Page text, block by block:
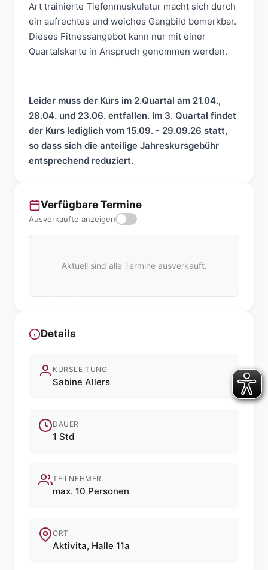
Art trainierte Tiefenmuskulatur macht sich durch
ein aufrechtes und weiches Gangbild bemerkbar.
Dieses Fitnessangebot kann nur mit einer
Quartalskarte in Anspruch genommen werden.
Leider muss der Kurs im 2.Quartal am 21.04.,
28.04. und 23.06. entfallen. Im 3. Quartal findet
der Kurs lediglich vom 15.09. - 29.09.26 statt,
so dass sich die anteilige Jahreskursgebühr
entsprechend reduziert.
Verfügbare Termine
Ausverkaufte anzeigen
Aktuell sind alle Termine ausverkauft.
Details
KURSLEITUNG
Sabine Allers
DAUER
1 Std
TEILNEHMER
max. 10 Personen
ORT
Aktivita, Halle 11a